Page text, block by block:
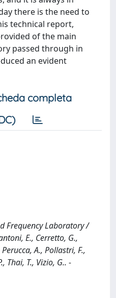
there is the need to
technical report,
of the main
passed through in
an evident
completa
Frequency Laboratory /
E., Cerretto, G.,
A., Pollastri, F.,
Thai, T., Vizio, G.. -